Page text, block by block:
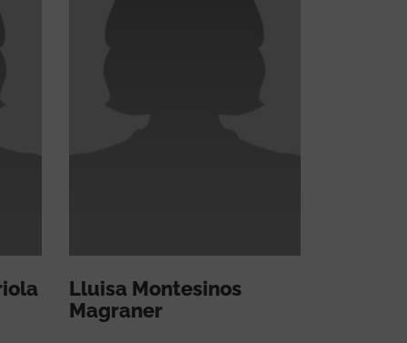
Lluisa Montesinos
Magraner